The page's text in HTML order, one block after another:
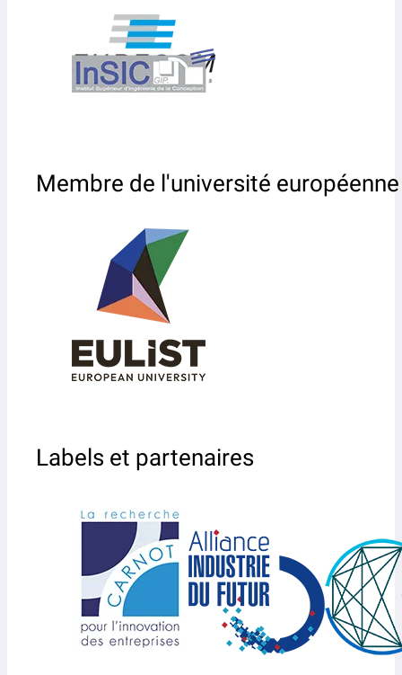
Membre de l'université européenne
Labels et partenaires